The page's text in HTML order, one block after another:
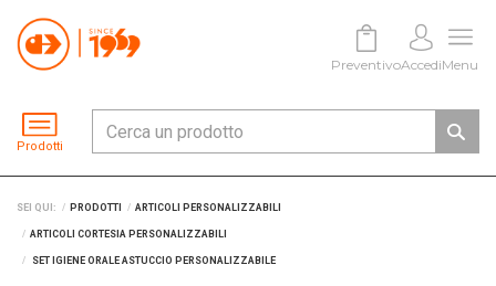
Prodotti
PreventivoAccediMenu
SEI QUI: PRODOTTI ARTICOLI PERSONALIZZABILI
ARTICOLI CORTESIA PERSONALIZZABILI
SET IGIENE ORALE ASTUCCIO PERSONALIZZABILE